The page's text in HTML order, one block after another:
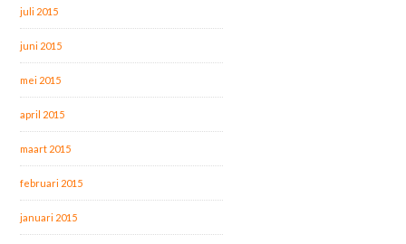
juli 2015
juni 2015
mei 2015
april 2015
maart 2015
februari 2015
januari 2015